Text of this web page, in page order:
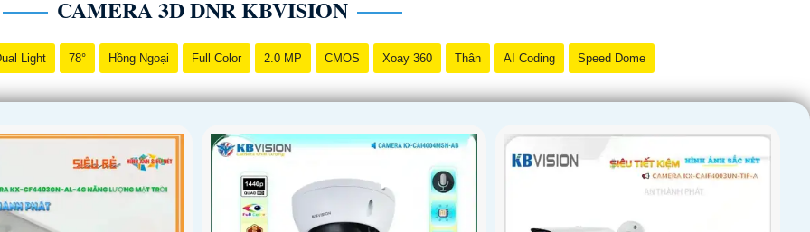
CAMERA 3D DNR KBVISION
Light 78° Hồng Ngoại Full Color 2.0 MP CMOS Xoay 360 Thân AI Coding Speed Dome